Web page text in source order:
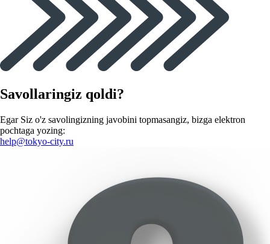
Savollaringiz qoldi?
Egar Siz o'z savolingizning javobini topmasangiz, bizga elektron
pochtaga yozing:
help@tokyo-city.ru